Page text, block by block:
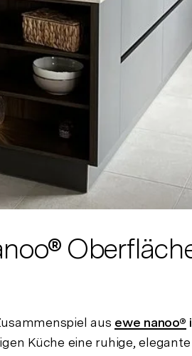
aus ewe nanoo®
Küche eine ruhige,